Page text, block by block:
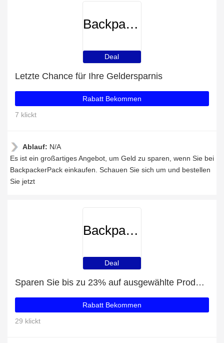
BackpackerPack
Deal
Letzte Chance für Ihre Geldersparnis
Rabatt Bekommen
7 klickt
Ablauf: N/A
Es ist ein großartiges Angebot, um Geld zu sparen, wenn Sie bei
BackpackerPack einkaufen. Schauen Sie sich um und bestellen
Sie jetzt
BackpackerPack
Deal
Sparen Sie bis zu 23% auf ausgewählte Produkte
Rabatt Bekommen
29 klickt